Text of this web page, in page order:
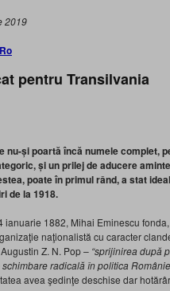
2019
pentru Transilvania
nu-și poartă încă numele complet,
șiun prilej de aducere aminte
poate în primul rând, a stat
de la 1918.
ianuarie 1882, Mihai Eminescu
naţionalistă cu caracter
Z. N. Pop – “sprijinirea după
schimbare radicală în politica
avea şedinţe deschise dar